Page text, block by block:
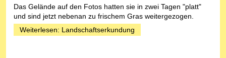
Das Gelände auf den Fotos hatten sie in zwei Tagen "platt"
und sind jetzt nebenan zu frischem Gras weitergezogen.
Weiterlesen: Landschaftserkundung